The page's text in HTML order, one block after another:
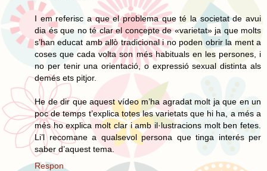
I em referisc a que el problema que té la societat de avui
dia és que no té clar el concepte de «varietat» ja que molts
s’han educat amb allò tradicional i no poden obrir la ment a
coses que cada volta son més habituals en les persones, i
no per tenir una orientació, o expressió sexual distinta als
demés ets pitjor.
He de dir que aquest vídeo m’ha agradat molt ja que en un
poc de temps t’explica totes les varietats que hi ha, a més a
més ho explica molt clar i amb il·lustracions molt ben fetes.
Li’l recomane a qualsevol persona que tinga interés per
saber d’aquest tema.
Respon